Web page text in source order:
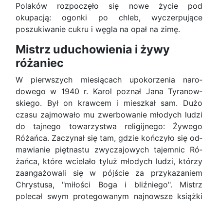
Polaków rozpoczęło się nowe życie pod
okupacją: ogonki po chleb, wy­czerpujące
poszukiwanie cukru i węgla na opał na zimę.
Mistrz uduchowienia i żywy
różaniec
W pierwszych miesiącach upokorzenia naro­
dowego w 1940 r. Karol poznał Jana Tyranow­
skiego. Był on krawcem i mieszkał sam. Dużo
czasu zajmowało mu zwerbowanie młodych ludzi
do tajnego towarzystwa religijnego: Żywego
Różańca. Zaczynał się tam, gdzie kończyło się od­
mawianie piętnastu zwyczajowych tajemnic Ró­
żańca, które wcielało tyluż młodych ludzi, którzy
zaangażowali się w pójście za przykazaniem
Chry­stusa, "miłości Boga i bliźniego". Mistrz
polecał swym protegowanym najnowsze książki